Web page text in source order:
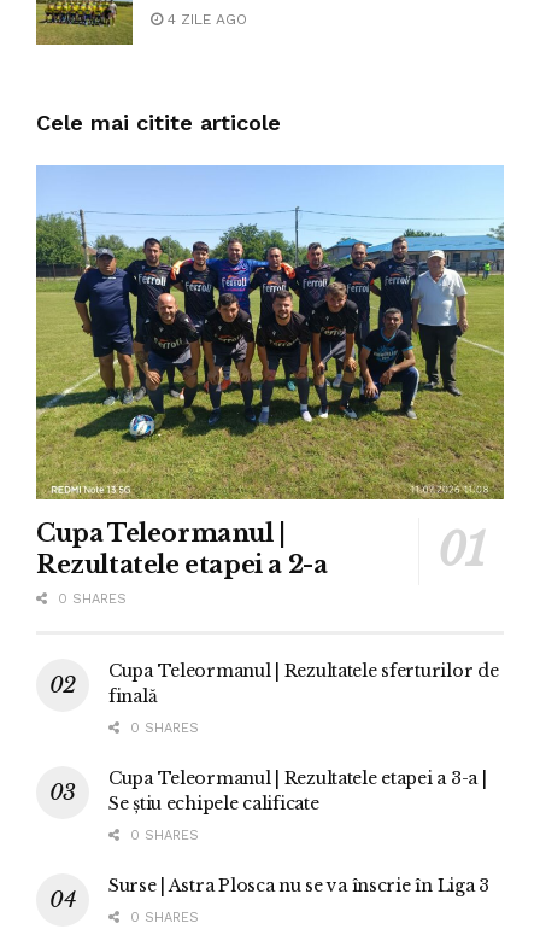
4 ZILE AGO
Cele mai citite articole
Cupa Teleormanul |
Rezultatele etapei a 2-a
0 SHARES
Cupa Teleormanul | Rezultatele sferturilor de
finală
0 SHARES
Cupa Teleormanul | Rezultatele etapei a 3-a |
Se știu echipele calificate
0 SHARES
Surse | Astra Plosca nu se va înscrie în Liga 3
0 SHARES